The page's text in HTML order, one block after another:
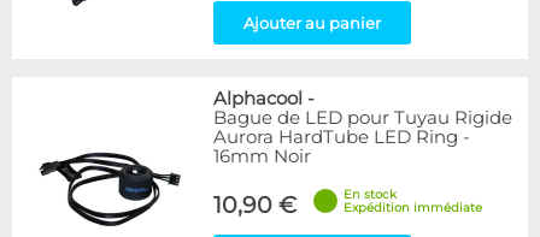
Ajouter au panier
Alphacool -
Bague de LED pour Tuyau Rigide
Aurora HardTube LED Ring -
16mm Noir
10,90 €
En stock
Expédition immédiate